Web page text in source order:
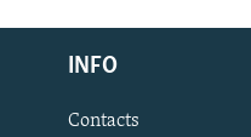
Русский
Українською
QOŞULIÑIZ!
INFO
Contacts